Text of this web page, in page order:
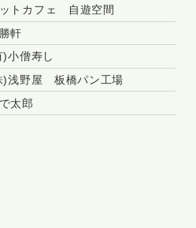
トカフェ 自遊空間
軒
)小僧寿し
)浅野屋 板橋パン工場
太郎